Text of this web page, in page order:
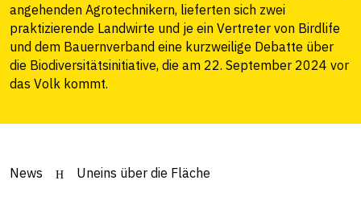
angehenden Agrotechnikern, lieferten sich zwei
praktizierende Landwirte und je ein Vertreter von Birdlife
und dem Bauernverband eine kurzweilige Debatte über
die Biodiversitätsinitiative, die am 22. September 2024 vor
das Volk kommt.
News Uneins über die Fläche